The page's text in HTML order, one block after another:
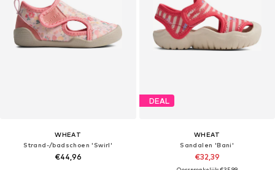
WHEAT
Strand-/badschoen 'Swirl'
€44,96
DEAL
WHEAT
Sandalen 'Bani'
€32,39